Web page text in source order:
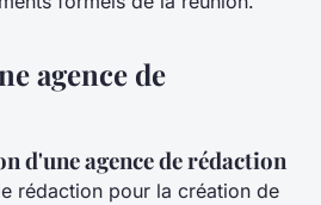
agence de
d'une agence de rédaction
rédaction pour la création de